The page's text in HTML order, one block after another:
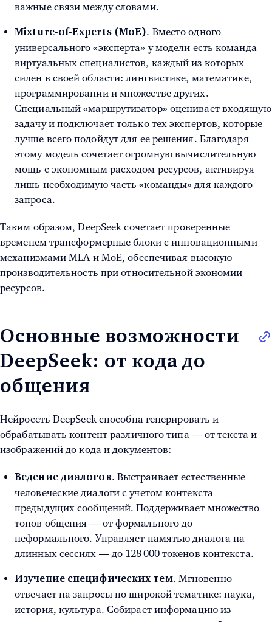
важные связи между словами.
Mixture‑of‑Experts (MoE). Вместо одного
универсального «эксперта» у модели есть команда
виртуальных специалистов, каждый из которых
силен в своей области: лингвистике, математике,
программировании и множестве других.
Специальный «маршрутизатор» оценивает входящую
задачу и подключает только тех экспертов, которые
лучше всего подойдут для ее решения. Благодаря
этому модель сочетает огромную вычислительную
мощь с экономным расходом ресурсов, активируя
лишь необходимую часть «команды» для каждого
запроса.
Таким образом, DeepSeek сочетает проверенные
временем трансформерные блоки с инновационными
механизмами MLA и MoE, обеспечивая высокую
производительность при относительной экономии
ресурсов.
Основные возможности
DeepSeek: от кода до
общения
Нейросеть DeepSeek способна генерировать и
обрабатывать контент различного типа — от текста и
изображений до кода и документов:
Ведение диалогов. Выстраивает естественные
человеческие диалоги с учетом контекста
предыдущих сообщений. Поддерживает множество
тонов общения — от формального до
неформального. Управляет памятью диалога на
длинных сессиях — до 128 000 токенов контекста.
Изучение специфических тем. Мгновенно
отвечает на запросы по широкой тематике: наука,
история, культура. Собирает информацию из